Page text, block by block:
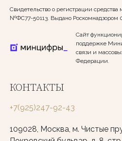
Свидетельство о регистрации
№ФС77-50113. Выдано Роскомнадзором
Сайт
поддержке
связи и
Федерации.
КОНТАКТЫ
+7(925)247-92-43
109028, Москва, м. Чистые